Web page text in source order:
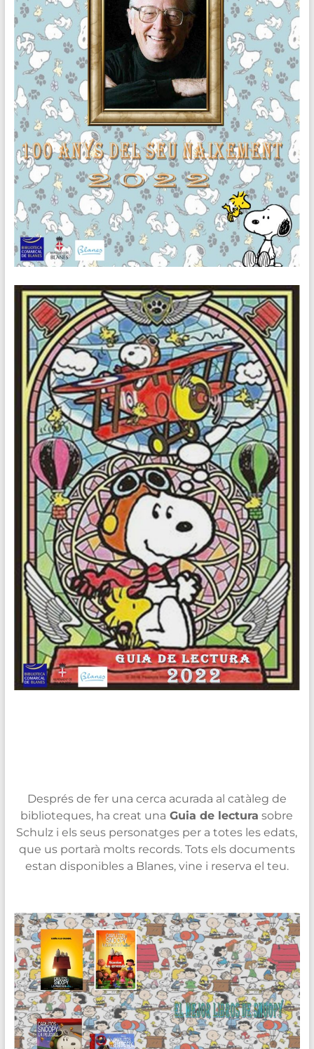
Després de fer una cerca acurada al catàleg de
biblioteques, ha creat una Guia de lectura sobre
Schulz i els seus personatges per a totes les edats,
que us portarà molts records. Tots els documents
estan disponibles a Blanes, vine i reserva el teu.